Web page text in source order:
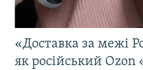
«Доставка за межі
як російський